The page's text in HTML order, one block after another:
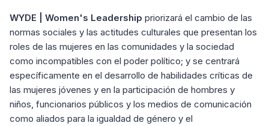
WYDE | Women's Leadership priorizará el cambio de las
normas sociales y las actitudes culturales que presentan los
roles de las mujeres en las comunidades y la sociedad
como incompatibles con el poder político; y se centrará
específicamente en el desarrollo de habilidades críticas de
las mujeres jóvenes y en la participación de hombres y
niños, funcionarios públicos y los medios de comunicación
como aliados para la igualdad de género y el